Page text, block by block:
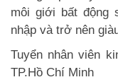
môi giới bất động
nhập và trở nên
Tuyển nhân viên
TP.Hồ Chí Minh